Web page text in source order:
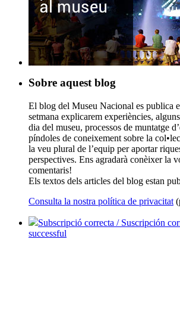
Sobre aquest blog
El blog del Museu Nacional es publica
setmana explicarem experiències,
dia del museu, processos de muntatge
píndoles de coneixement sobre la
la veu plural de l’equip per aportar
perspectives. Ens agradarà conèixer la
comentaris!
Els textos dels articles del blog estan
Consulta la nostra política de privacitat
Subscripció correcta / Suscripción
successful